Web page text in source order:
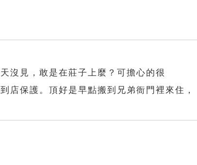
沒見，敢是在莊子上麼？可擔心的很
店保護。頂好是早點搬到兄弟衙門裡來住，